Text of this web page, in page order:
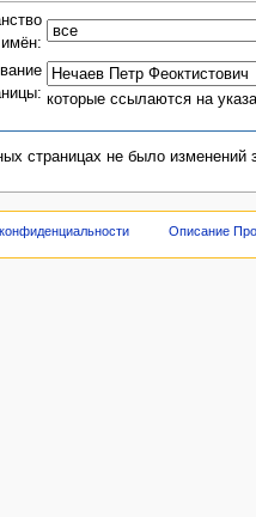
имён:
которые ссылаются на
страницах не было изменений
Описание